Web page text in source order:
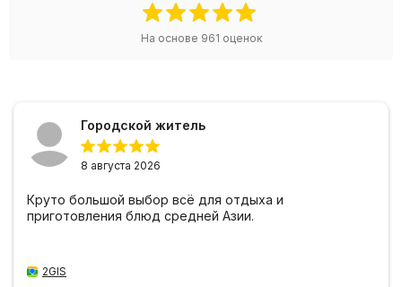
На основе 961 оценок
Городской житель
8 августа 2026
Круто большой выбор всё для отдыха и
приготовления блюд средней Азии.
2GIS